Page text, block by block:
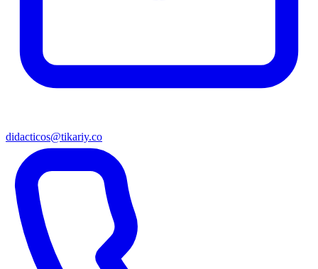
didacticos@tikariy.co